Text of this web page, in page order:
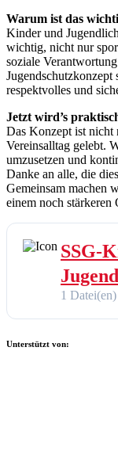
Warum ist das
Kinder und
wichtig, nicht nur
soziale
respektvolles und
Jetzt wird’s
Das Konzept ist nicht
Vereinsalltag gelebt.
umzusetzen und
Danke an alle, die
Gemeinsam machen
einem noch stärkeren
SSG-
1 Datei(en)
Unterstützt von: